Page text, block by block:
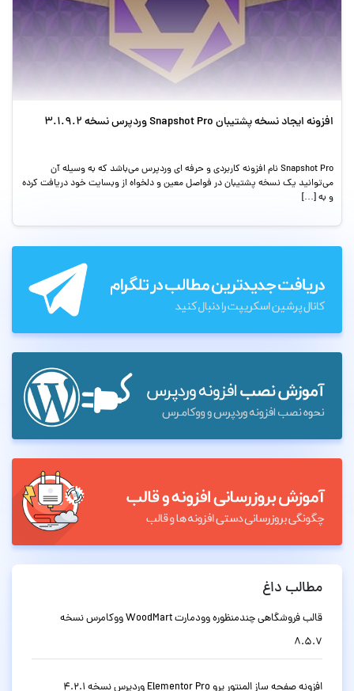
افزونه ایجاد نسخه پشتیبان Snapshot Pro وردپرس نسخه 3.1.9.2
Snapshot Pro نام افزونه کاربردی و حرفه ای وردپرس می‌باشد که به وسیله آن
می‌توانید یک نسخه پشتیبان در فواصل معین و دلخواه از وبسایت خود دریافت کرده
و به […]
مطالب داغ
قالب فروشگاهی چندمنظوره وودمارت WoodMart ووکامرس نسخه
8.5.7
افزونه صفحه ساز المنتور پرو Elementor Pro وردپرس نسخه 4.2.1